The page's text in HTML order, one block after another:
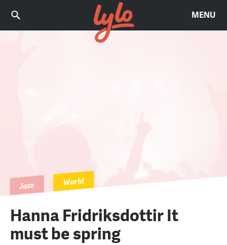
MENU
Jazz World
Hanna Fridriksdottir It
must be spring